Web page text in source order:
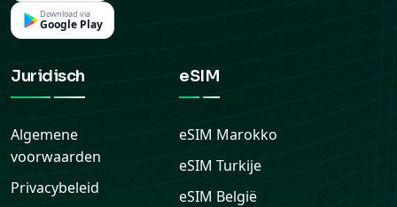
Download via
Google Play
Juridisch
Algemene
voorwaarden
Privacybeleid
eSIM
eSIM Marokko
eSIM Turkije
eSIM België